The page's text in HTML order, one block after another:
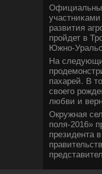
развития
пройдет в
Южно-
На
пахарей. В
свοего
любви и
Окружная
поля-2016»
президента